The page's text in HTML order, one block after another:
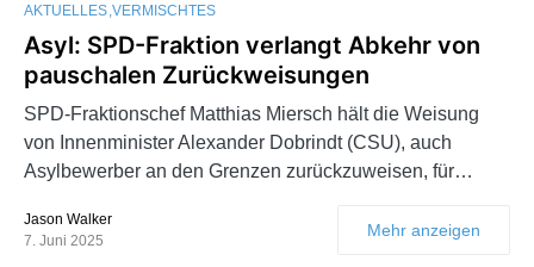
AKTUELLES VERMISCHTES
Asyl: SPD-Fraktion verlangt Abkehr von
pauschalen Zurückweisungen
SPD-Fraktionschef Matthias Miersch hält die Weisung
von Innenminister Alexander Dobrindt (CSU), auch
Asylbewerber an den Grenzen zurückzuweisen, für…
Jason Walker
7. Juni 2025
Mehr anzeigen